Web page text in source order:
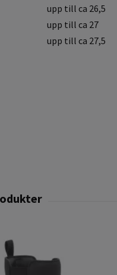
upp till ca 26,5
upp till ca 27
upp till ca 27,5